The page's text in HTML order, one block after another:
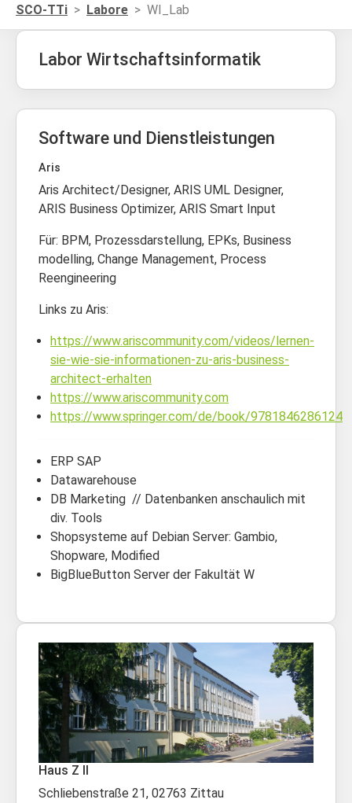
SCO-TTi Labore WI_Lab
Labor Wirtschaftsinformatik
Software und Dienstleistungen
Aris
Aris Architect/Designer, ARIS UML Designer,
ARIS Business Optimizer, ARIS Smart Input
Für: BPM, Prozessdarstellung, EPKs, Business
modelling, Change Management, Process
Reengineering
Links zu Aris:
https://www.ariscommunity.com/videos/lernen-
sie-wie-sie-informationen-zu-aris-business-
architect-erhalten
https://www.ariscommunity.com
https://www.springer.com/de/book/9781846286124
ERP SAP
Datawarehouse
DB Marketing // Datenbanken anschaulich mit
div. Tools
Shopsysteme auf Debian Server: Gambio,
Shopware, Modified
BigBlueButton Server der Fakultät W
Haus Z II
Schliebenstraße 21, 02763 Zittau